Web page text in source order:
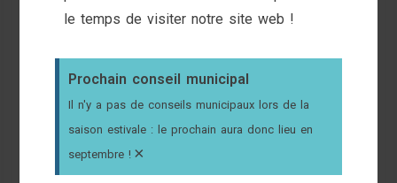
le temps de visiter notre site web !
Prochain conseil municipal
Il n'y a pas de conseils municipaux lors de la
saison estivale : le prochain aura donc lieu en
septembre ! ×